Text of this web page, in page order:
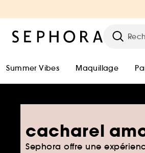
Summer Vibes Maquillage
cacharel
Sephora offre une